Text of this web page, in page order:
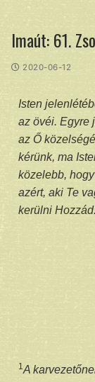
Imaút: 61.
2020-06-12
Isten
az övéi. Egyre
az Ő
kérünk, ma
közelebb,
azért, aki Te
kerülni Hozzád.
1 A